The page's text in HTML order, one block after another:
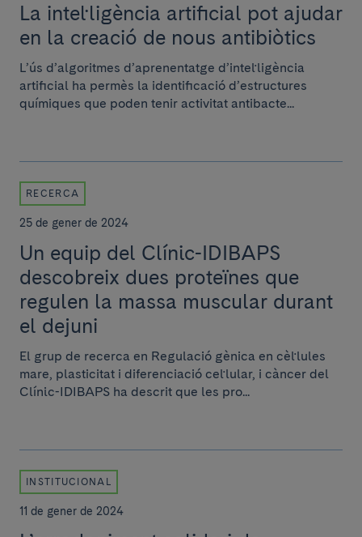
La intel·ligència artificial pot ajudar
en la creació de nous antibiòtics
L’ús d’algoritmes d’aprenentatge d’intel·ligència
artificial ha permès la identificació d’estructures
químiques que poden tenir activitat antibacte...
RECERCA
25 de gener de 2024
Un equip del Clínic-IDIBAPS
descobreix dues proteïnes que
regulen la massa muscular durant
el dejuni
El grup de recerca en Regulació gènica en cèl·lules
mare, plasticitat i diferenciació cel·lular, i càncer del
Clínic-IDIBAPS ha descrit que les pro...
INSTITUCIONAL
11 de gener de 2024